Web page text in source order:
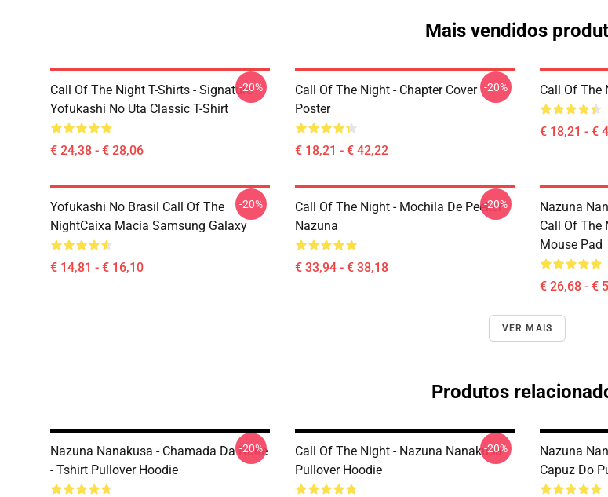
Mais vendidos
Call Of The Night T-Shirts - Signature
Yofukashi No Uta Classic T-Shirt
€ 24,38 - € 28,06
-20%
Call Of The Night - Chapter Cover
Poster
€ 18,21 - € 42,22
-20% Call Of The
€ 18,21 - €
Yofukashi No Brasil Call Of The
NightCaixa Macia Samsung Galaxy
€ 14,81 - € 16,10
-20%
Call Of The Night - Mochila De Peeker
Nazuna
€ 33,94 - € 38,18
-20%
Nazuna
Call Of The
Mouse Pad
€ 26,68 - €
VER MAIS
Produtos
Nazuna Nanakusa - Chamada Da Noite
- Tshirt Pullover Hoodie
-20%
Call Of The Night - Nazuna Nanakusa
Pullover Hoodie
-20%
Nazuna
Capuz Do